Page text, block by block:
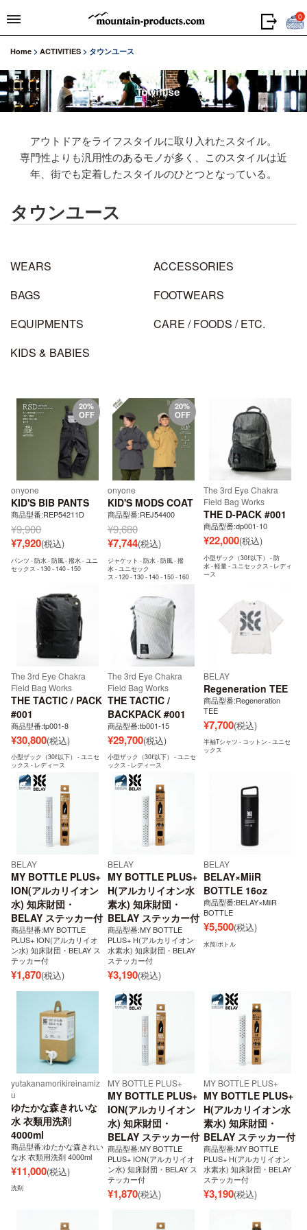
0
Home > ACTIVITIES > タウンユース
アウトドアをライフスタイルに取り入れたスタイル。
専門性よりも汎用性のあるモノが多く、このスタイルは近
年、街でも定着したスタイルのひとつとなっている。
タウンユース
WEARS
ACCESSORIES
BAGS
FOOTWEARS
EQUIPMENTS
CARE / FOODS / ETC.
KIDS & BABIES
20%
OFF
onyone
KID'S BIB PANTS
商品型番:REP54211D
¥9,900
¥7,920(税込)
パンツ - 防水 - 防風 - 撥水 - ユニ
セックス - 130 - 140 - 150
20%
OFF
onyone
KID'S MODS COAT
商品型番:REJ54400
¥9,680
¥7,744(税込)
ジャケット - 防水 - 防風 - 撥
水 - ユニセック
ス - 120 - 130 - 140 - 150 - 160
The 3rd Eye Chakra
Field Bag Works
THE D-PACK #001
商品型番:dp001-10
¥22,000(税込)
小型ザック（30ℓ以下） - 防
水 - 軽量 - ユニセックス - レディ
ース
The 3rd Eye Chakra
Field Bag Works
THE TACTIC / PACK
#001
商品型番:tp001-8
¥30,800(税込)
小型ザック（30ℓ以下） - ユニセ
ックス - レディース
The 3rd Eye Chakra
Field Bag Works
THE TACTIC /
BACKPACK #001
商品型番:tb001-15
¥29,700(税込)
小型ザック（30ℓ以下） - ユニセ
ックス - レディース
BELAY
Regeneration TEE
商品型番:Regeneration
TEE
¥7,700(税込)
半袖Tシャツ - コットン - ユニセ
ックス
BELAY
MY BOTTLE PLUS+
ION(アルカリイオン
水) 知床財団・
BELAY ステッカー付
商品型番:MY BOTTLE
PLUS+ ION(アルカリイオ
ン水) 知床財団・BELAY ス
テッカー付
¥1,870(税込)
BELAY
MY BOTTLE PLUS+
H(アルカリイオン水
素水) 知床財団・
BELAY ステッカー付
商品型番:MY BOTTLE
PLUS+ H(アルカリイオン
水素水) 知床財団・BELAY
ステッカー付
¥3,190(税込)
BELAY
BELAY×MiiR
BOTTLE 16oz
商品型番:BELAY×MiiR
BOTTLE
¥5,500(税込)
水筒/ボトル
yutakanamorikireinamiz
u
ゆたかな森きれいな
水 衣類用洗剤
4000ml
商品型番:ゆたかな森きれい
な水 衣類用洗剤 4000ml
¥11,000(税込)
洗剤
MY BOTTLE PLUS+
MY BOTTLE PLUS+
ION(アルカリイオン
水) 知床財団・
BELAY ステッカー付
商品型番:MY BOTTLE
PLUS+ ION(アルカリイオ
ン水) 知床財団・BELAY ス
テッカー付
¥1,870(税込)
MY BOTTLE PLUS+
MY BOTTLE PLUS+
H(アルカリイオン水
素水) 知床財団・
BELAY ステッカー付
商品型番:MY BOTTLE
PLUS+ H(アルカリイオン
水素水) 知床財団・BELAY
ステッカー付
¥3,190(税込)